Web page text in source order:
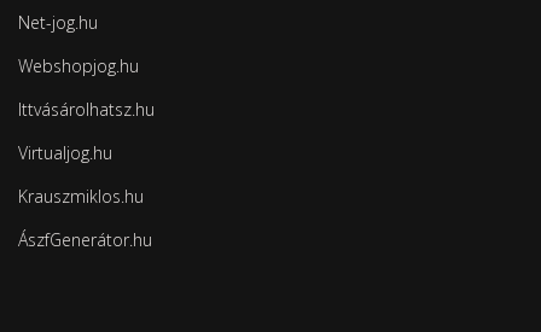
Net-jog.hu
Webshopjog.hu
Ittvásárolhatsz.hu
Virtualjog.hu
Krauszmiklos.hu
ÁszfGenerátor.hu